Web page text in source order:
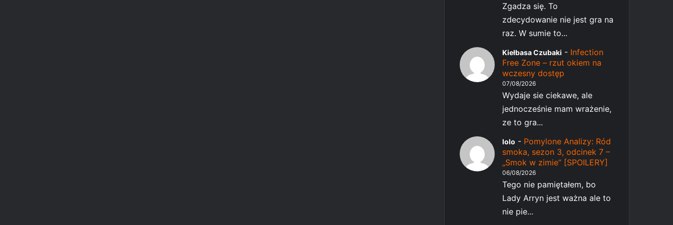
Zgadza się. To
zdecydowanie nie jest gra na
raz. W sumie to...
Kiełbasa Czubaki - Infection
Free Zone – rzut okiem na
wczesny dostęp
07/08/2026
Wydaje sie ciekawe, ale
jednocześnie mam wrażenie,
ze to gra...
lolo - Pomylone Analizy: Ród
smoka, sezon 3, odcinek 7 –
„Smok w zimie” [SPOILERY]
06/08/2026
Tego nie pamiętałem, bo
Lady Arryn jest ważna ale to
nie pie...